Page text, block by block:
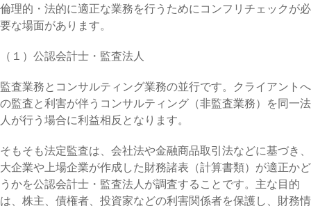
倫理的・法的に適正な業務を行うためにコンフリチェックが必
要な場面があります。
（１）公認会計士・監査法人
監査業務とコンサルティング業務の並行です。クライアントへ
の監査と利害が伴うコンサルティング（非監査業務）を同一法
人が行う場合に利益相反となります。
そもそも法定監査は、会社法や金融商品取引法などに基づき、
大企業や上場企業が作成した財務諸表（計算書類）が適正かど
うかを公認会計士・監査法人が調査することです。主な目的
は、株主、債権者、投資家などの利害関係者を保護し、財務情